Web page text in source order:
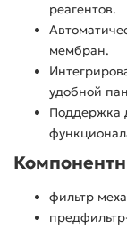
реагентов.
мембран.
удобной
Поддержка
фильтр